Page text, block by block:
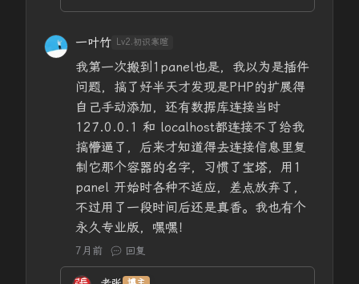
一叶竹 Lv2.初识寒暄
我第一次搬到1panel也是，我以为是插件
问题，搞了好半天才发现是PHP的扩展得
自己手动添加，还有数据库连接当时
127.0.0.1 和 localhost都连接不了给我
搞懵逼了，后来才知道得去连接信息里复
制它那个容器的名字，习惯了宝塔，用1
panel 开始时各种不适应，差点放弃了，
不过用了一段时间后还是真香。我也有个
永久专业版，嘿嘿！
7月前 回复